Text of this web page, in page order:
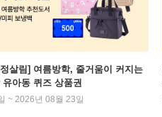
살림] 여름방학, 줄거움이 커지는
아동 퀴즈 상품권
~ 2026년 08월 23일